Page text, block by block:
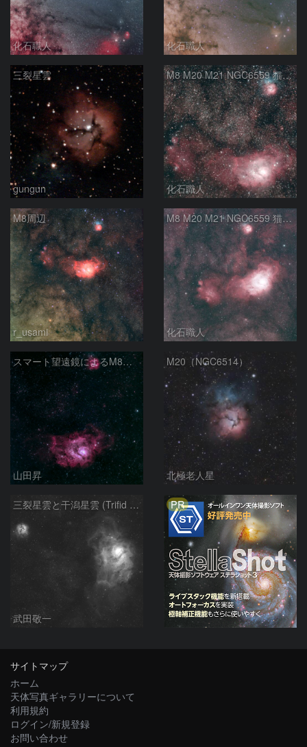
化石職人 化石職人
三裂星雲
gungun
M8 M20 M21 NGC6559 猫の手星雲 いて座
化石職人
M8周辺
r_usami
M8 M20 M21 NGC6559 猫の手星雲 いて座
化石職人
スマート望遠鏡によるM8とM20
山田昇
M20（NGC6514）
北極老人星
三裂星雲と干潟星雲 (Trifid & Lagoon Nebulas)
武田敬一
PR
サイトマップ
ホーム
天体写真ギャラリーについて
利用規約
ログイン/新規登録
お問い合わせ